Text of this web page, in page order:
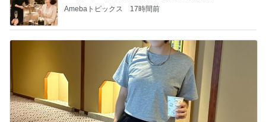
Amebaトピックス 17時間前